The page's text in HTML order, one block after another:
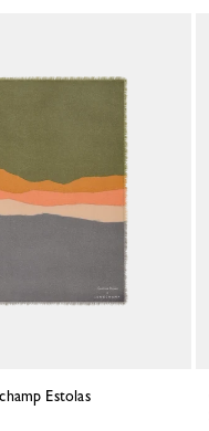
Estolas